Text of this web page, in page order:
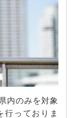
内のみを対象
行っておりま